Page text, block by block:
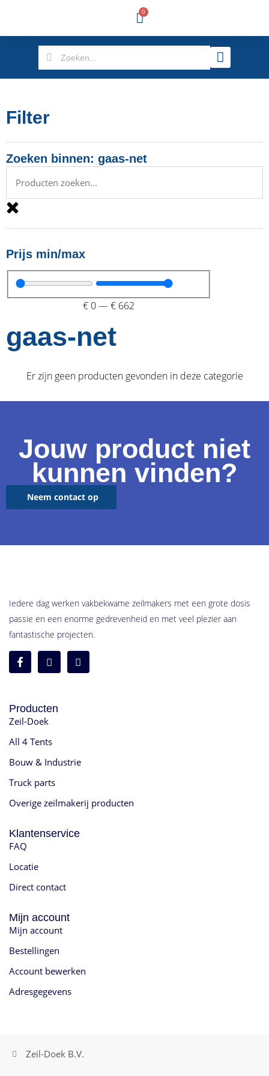
0
Filter
Zoeken binnen: gaas-net
Prijs min/max
€ 0—€ 662
gaas-net
Er zijn geen producten gevonden in deze categorie
Jouw product niet
kunnen vinden?
Neem contact op
Iedere dag werken vakbekwame zeilmakers met een grote dosis
passie en een enorme gedrevenheid en met veel plezier aan
fantastische projecten.
Producten
Zeil-Doek
All 4 Tents
Bouw & Industrie
Truck parts
Overige zeilmakerij producten
Klantenservice
FAQ
Locatie
Direct contact
Mijn account
Mijn account
Bestellingen
Account bewerken
Adresgegevens
Zeil-Doek B.V.